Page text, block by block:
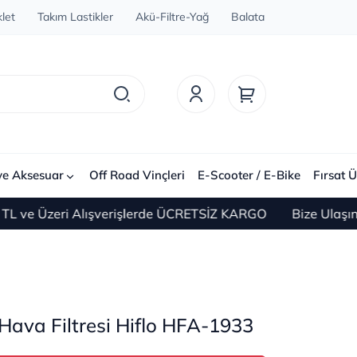
Takım Lastikler Akü-Filtre-Yağ Balata
Aksesuar Off Road Vinçleri E-Scooter / E-Bike Fırsat
Alışverişlerde ÜCRETSİZ KARGO Bize Ulaşın
Filtresi Hiflo HFA-1933